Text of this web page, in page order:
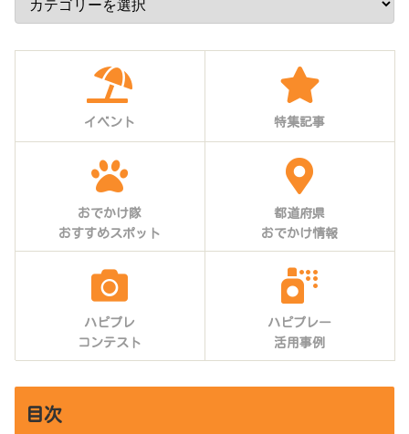
イベント 特集記事
おでかけ隊
おすすめスポット
都道府県
おでかけ情報
ハピプレ
コンテスト
ハピプレー
活用事例
目次